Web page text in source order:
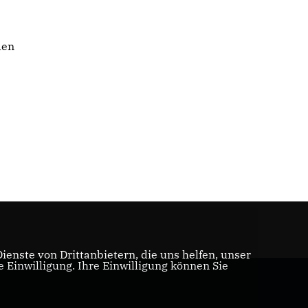
von Drittanbietern, die uns helfen, unser
Einwilligung. Ihre Einwilligung können Sie